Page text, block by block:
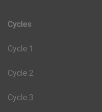
Cycles
Cycle 1
Cycle 2
Cycle 3